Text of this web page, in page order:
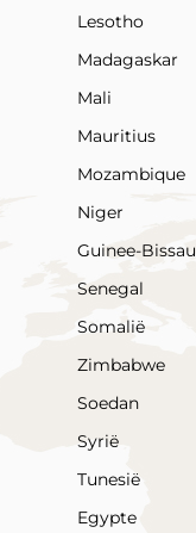
Lesotho
Madagaskar
Mali
Mauritius
Mozambique
Niger
Guinee-Bissau
Senegal
Somalië
Zimbabwe
Soedan
Syrië
Tunesië
Egypte